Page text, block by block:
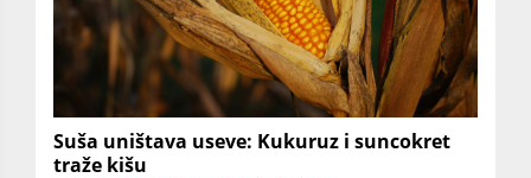
Suša uništava useve: Kukuruz i suncokret
traže kišu